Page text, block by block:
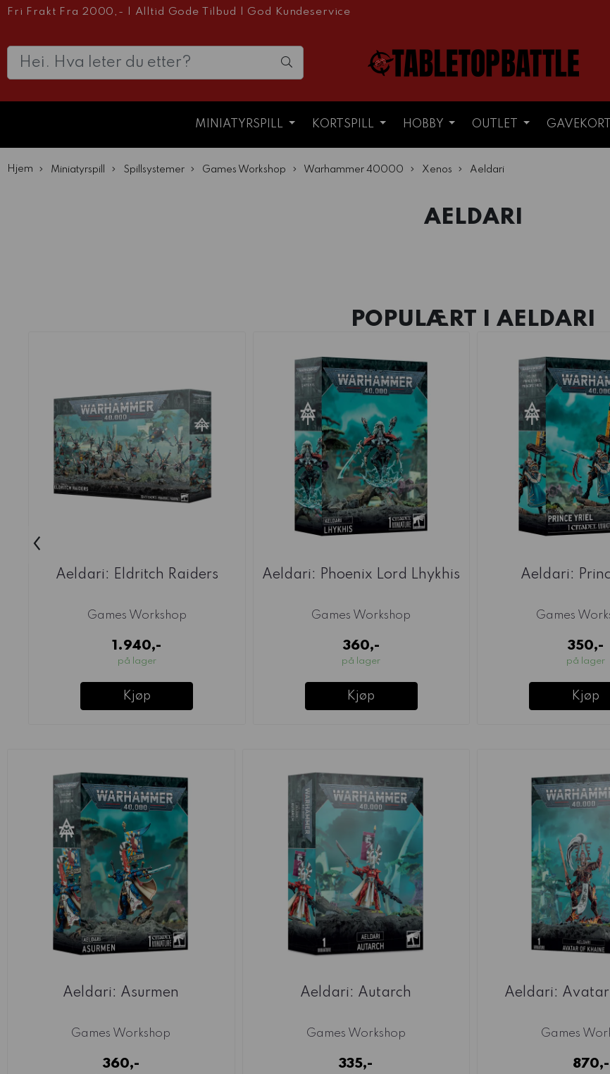
Fri Frakt Fra 2000,- Alltid Gode Tilbud God Kundeservice
MINIATYRSPILL KORTSPILL HOBBY OUTLET GAVEKORT
Hjem Miniatyrspill Spillsystemer Games Workshop Warhammer 40000 Xenos Aeldari
AELDARI
POPULÆRT I AELDARI
Aeldari: Eldritch Raiders
Games Workshop
1.940,-
på lager
Kjøp
Aeldari: Phoenix Lord Lhykhis
Games Workshop
360,-
på lager
Kjøp
Aeldari:
Games
350,-
på lager
Kjøp
‹
Aeldari: Asurmen
Games Workshop
360,-
Aeldari: Autarch
Games Workshop
335,-
Aeldari:
Games
870,-